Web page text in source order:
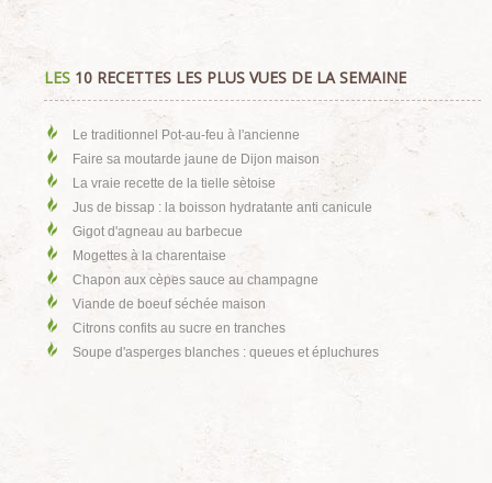
LES 10 RECETTES LES PLUS VUES DE LA SEMAINE
Le traditionnel Pot-au-feu à l'ancienne
Faire sa moutarde jaune de Dijon maison
La vraie recette de la tielle sètoise
Jus de bissap : la boisson hydratante anti canicule
Gigot d'agneau au barbecue
Mogettes à la charentaise
Chapon aux cèpes sauce au champagne
Viande de boeuf séchée maison
Citrons confits au sucre en tranches
Soupe d'asperges blanches : queues et épluchures